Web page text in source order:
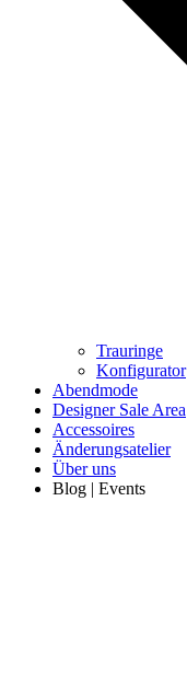
Trauringe
Konfigurator
Abendmode
Designer Sale Area
Accessoires
Änderungsatelier
Über uns
Blog | Events